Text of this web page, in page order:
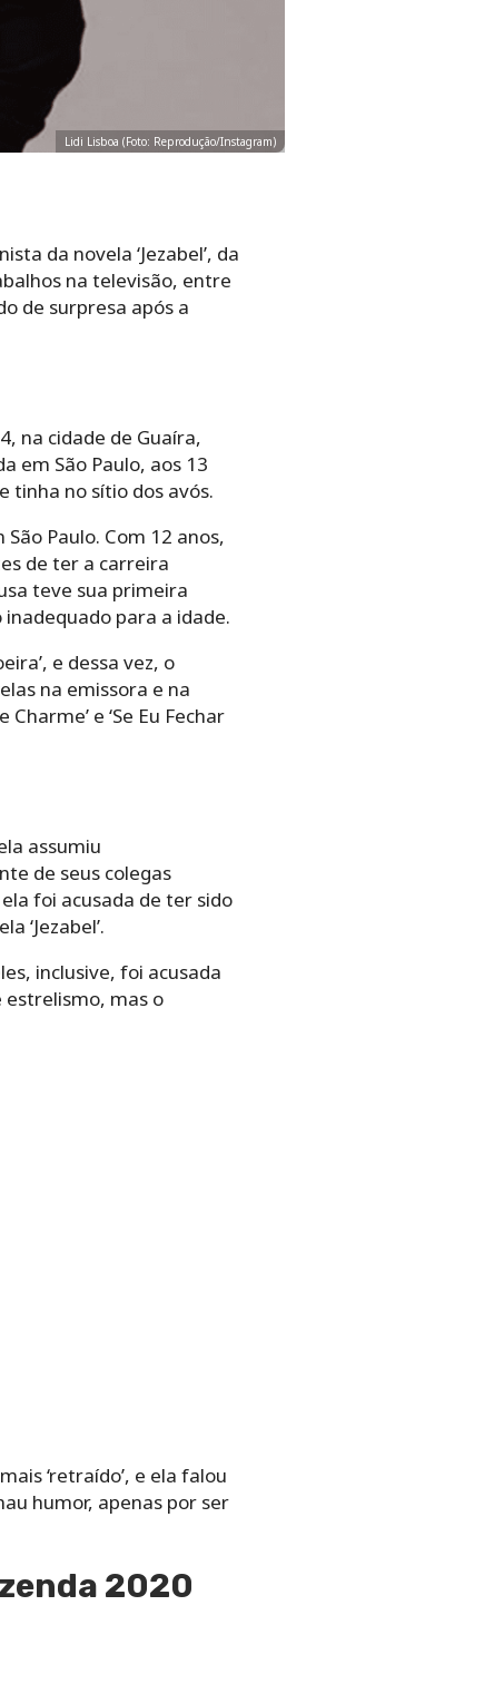
Lidi Lisboa (Foto: Reprodução/Instagram)
da novela ‘Jezabel’, da
na televisão, entre
de surpresa após a
na cidade de Guaíra,
em São Paulo, aos 13
tinha no sítio dos avós.
Paulo. Com 12 anos,
de ter a carreira
teve sua primeira
para a idade.
e dessa vez, o
na emissora e na
Charme’ e ‘Se Eu Fechar
assumiu
de seus colegas
foi acusada de ter sido
‘Jezabel’.
inclusive, foi acusada
estrelismo, mas o
‘retraído’, e ela falou
humor, apenas por ser
2020